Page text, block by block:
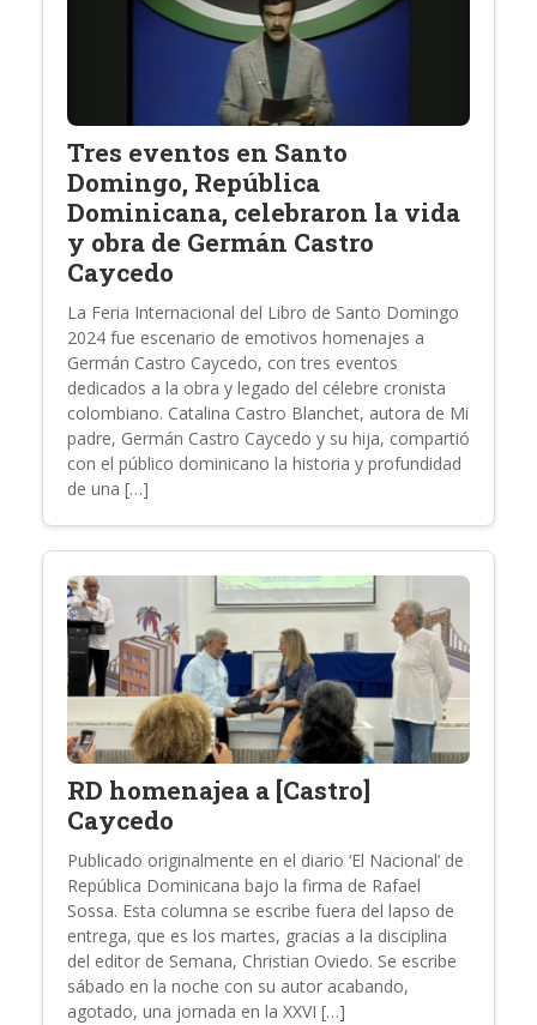
Tres eventos en Santo
Domingo, República
Dominicana, celebraron la vida
y obra de Germán Castro
Caycedo
La Feria Internacional del Libro de Santo Domingo
2024 fue escenario de emotivos homenajes a
Germán Castro Caycedo, con tres eventos
dedicados a la obra y legado del célebre cronista
colombiano. Catalina Castro Blanchet, autora de Mi
padre, Germán Castro Caycedo y su hija, compartió
con el público dominicano la historia y profundidad
de una […]
RD homenajea a [Castro]
Caycedo
Publicado originalmente en el diario ‘El Nacional’ de
República Dominicana bajo la firma de Rafael
Sossa. Esta columna se escribe fuera del lapso de
entrega, que es los martes, gracias a la disciplina
del editor de Semana, Christian Oviedo. Se escribe
sábado en la noche con su autor acabando,
agotado, una jornada en la XXVI […]